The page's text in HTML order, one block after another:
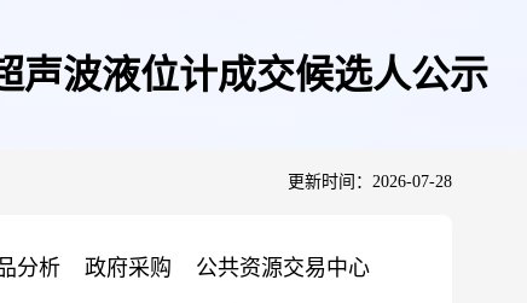
声波液位计成交候选人公示
更新时间：2026-07-28
分析 政府采购 公共资源交易中心